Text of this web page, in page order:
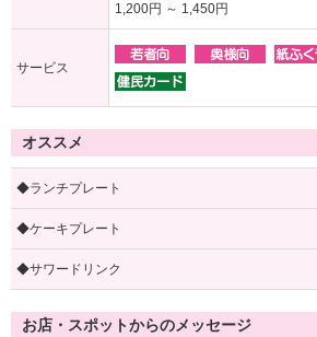
1,200円 ～ 1,450円
サービス
オススメ
◆ランチプレート
◆ケーキプレート
◆サワードリンク
お店・スポットからのメッセージ